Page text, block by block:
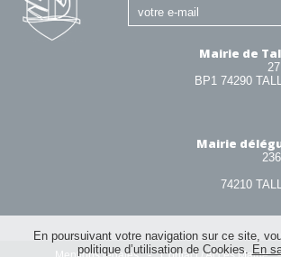
En poursuivant votre navigation sur ce site,
politique d’utilisation de Cookies. En
Mairie de
BP1 74290
Mairie
74210